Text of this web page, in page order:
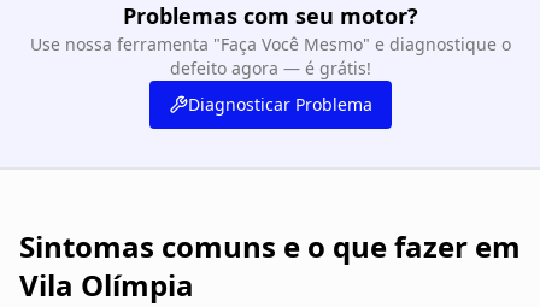
Problemas com seu motor?
Use nossa ferramenta "Faça Você Mesmo" e diagnostique o
defeito agora — é grátis!
Diagnosticar Problema
Sintomas comuns e o que fazer em
Vila Olímpia